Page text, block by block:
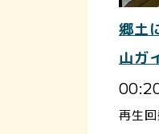
郷土
山ガ
再生